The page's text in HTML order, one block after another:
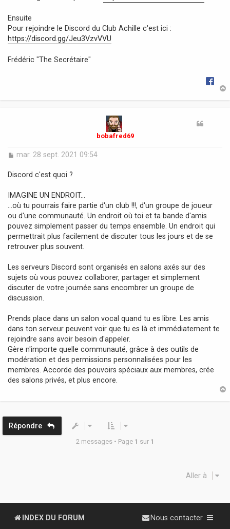
Ensuite
Pour rejoindre le Discord du Club Achille c'est ici :
https://discord.gg/Jeu3VzvVVU
Frédéric "The Secrétaire"
bobafred69
M
s
g
e
mar. 28 sept. 2021 09:54
Discord c'est quoi ?
IMAGINE UN ENDROIT...
…où tu pourrais faire partie d'un club !!!, d'un groupe de joueur
ou d'une communauté. Un endroit où toi et ta bande d'amis
pouvez simplement passer du temps ensemble. Un endroit qui
permettrait plus facilement de discuter tous les jours et de se
retrouver plus souvent.
Les serveurs Discord sont organisés en salons axés sur des
sujets où vous pouvez collaborer, partager et simplement
discuter de votre journée sans encombrer un groupe de
discussion.
Prends place dans un salon vocal quand tu es libre. Les amis
dans ton serveur peuvent voir que tu es là et immédiatement te
rejoindre sans avoir besoin d'appeler.
Gère n'importe quelle communauté, grâce à des outils de
modération et des permissions personnalisées pour les
membres. Accorde des pouvoirs spéciaux aux membres, crée
des salons privés, et plus encore.
Répondre
2 messages • Page 1 sur 1
Aller à
INDEX DU FORUM Nous contacter